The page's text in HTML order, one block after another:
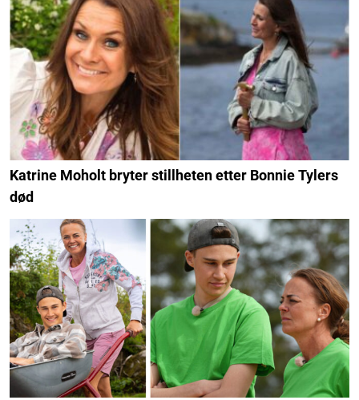
Katrine Moholt bryter stillheten etter Bonnie Tylers
død